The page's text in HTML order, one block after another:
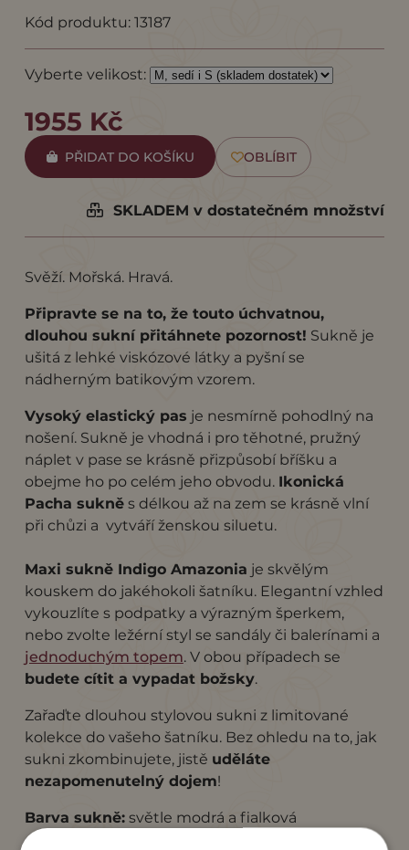
Kód produktu: 13187
Vyberte velikost:
1955 Kč
PŘIDAT DO KOŠÍKU OBLÍBIT
SKLADEM v dostatečném množství
Svěží. Mořská. Hravá.
Připravte se na to, že touto úchvatnou,
dlouhou sukní přitáhnete pozornost! Sukně je
ušitá z lehké viskózové látky a pyšní se
nádherným batikovým vzorem.
Vysoký elastický pas je nesmírně pohodlný na
nošení. Sukně je vhodná i pro těhotné, pružný
náplet v pase se krásně přizpůsobí bříšku a
obejme ho po celém jeho obvodu. Ikonická
Pacha sukněs délkou až na zem se krásně vlní
při chůzi a vytváří ženskou siluetu.
Maxi sukně Indigo Amazonia je skvělým
kouskem do jakéhokoli šatníku. Elegantní vzhled
vykouzlíte s podpatky a výrazným šperkem,
nebo zvolte ležérní styl se sandály či balerínami a
jednoduchým topem. V obou případech se
budete cítit a vypadat božsky.
Zařaďte dlouhou stylovou sukni z limitované
kolekce do vašeho šatníku. Bez ohledu na to, jak
sukni zkombinujete, jistě uděláte
nezapomenutelný dojem!
Barva sukně:světle modrá a fialková